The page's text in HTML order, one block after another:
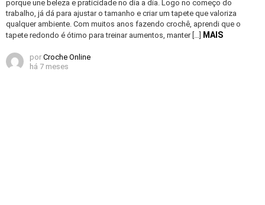
porque une beleza e praticidade no dia a dia. Logo no começo do
trabalho, já dá para ajustar o tamanho e criar um tapete que valoriza
qualquer ambiente. Com muitos anos fazendo crochê, aprendi que o
tapete redondo é ótimo para treinar aumentos, manter […]
MAIS
por Croche Online
há 7 meses